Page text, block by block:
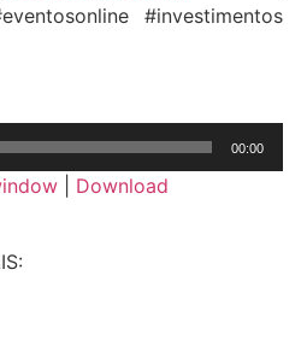
#investimentos
00:00
Download